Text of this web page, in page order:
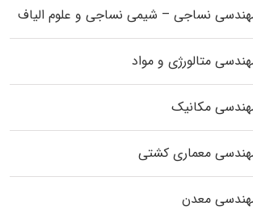
نساجی – شیمی نساجی و علوم الیاف
متالورژی و مواد
مکانیک
معماری کشتی
معدن